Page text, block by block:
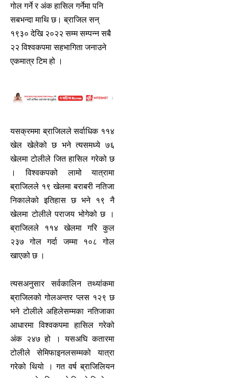
गोल गर्ने र अंक हासिल गर्नेमा पनि
सबभन्दा माथि छ। ब्राजिल सन्
१९३० देखि २०२२ सम्म सम्पन्न सबै
२२ विश्वकपमा सहभागिता जनाउने
एकमात्र टिम हो ।
यसक्रममा ब्राजिलले सर्वाधिक ११४
खेल खेलेको छ भने त्यसमध्ये ७६
खेलमा टोलीले जित हासिल गरेको छ
। विश्वकपको लामो यात्रामा
ब्राजिलले १९ खेलमा बराबरी नतिजा
निकालेको इतिहास छ भने १९ नै
खेलमा टोलीले पराजय भोगेको छ ।
ब्राजिलले ११४ खेलमा गरि कुल
२३७ गोल गर्दा जम्मा १०८ गोल
खाएको छ ।
त्यसअनुसार सर्वकालिन तथ्यांकमा
ब्राजिलको गोलअन्तर प्लस १२९ छ
भने टोलीले अहिलेसम्मका नतिजाका
आधारमा विश्वकपमा हासिल गरेको
अंक २४७ हो । यसअघि कतारमा
टोलीले सेमिफाइनलसम्मको यात्रा
गरेको थियो । गत वर्ष ब्राजिलियन